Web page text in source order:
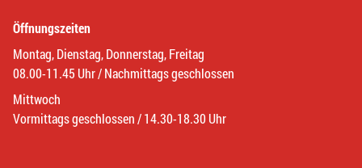
Öffnungszeiten
Montag, Dienstag, Donnerstag, Freitag
08.00-11.45 Uhr / Nachmittags geschlossen
Mittwoch
Vormittags geschlossen / 14.30-18.30 Uhr